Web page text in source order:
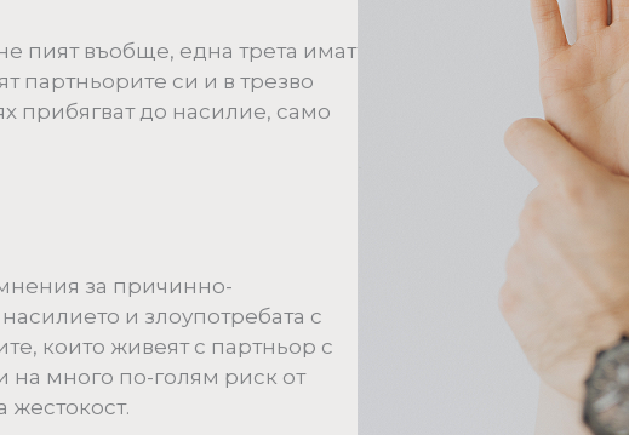
пият въобще, една трета имат
партньорите си и в трезво
прибягват до насилие, само
за причинно-
и злоупотребата с
които живеят с партньор с
на много по-голям риск от
жестокост.